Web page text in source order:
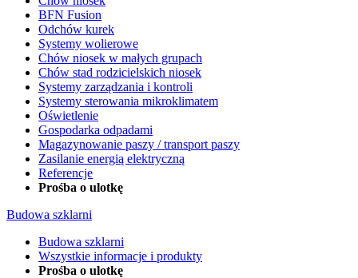
BFN Fusion
Odchów kurek
Systemy wolierowe
Chów niosek w małych grupach
Chów stad rodzicielskich niosek
Systemy zarządzania i kontroli
Systemy sterowania mikroklimatem
Oświetlenie
Gospodarka odpadami
Magazynowanie paszy / transport paszy
Zasilanie energią elektryczną
Referencje
Prośba o ulotkę
Budowa szklarni
Budowa szklarni
Wszystkie informacje i produkty
Prośba o ulotkę